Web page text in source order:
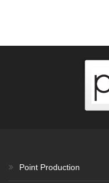
Point Production